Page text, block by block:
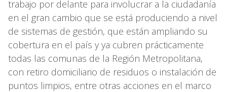
trabajo por delante para involucrar a la ciudadanía
en el gran cambio que se está produciendo a nivel
de sistemas de gestión, que están ampliando su
cobertura en el país y ya cubren prácticamente
todas las comunas de la Región Metropolitana,
con retiro domiciliario de residuos o instalación de
puntos limpios, entre otras acciones en el marco